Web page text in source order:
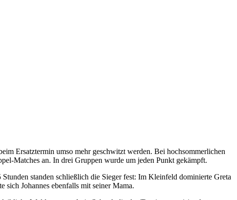
Ersatztermin umso mehr geschwitzt werden. Bei hochsommerlichen
Matches an. In drei Gruppen wurde um jeden Punkt gekämpft.
standen schließlich die Sieger fest: Im Kleinfeld dominierte Greta
Johannes ebenfalls mit seiner Mama.